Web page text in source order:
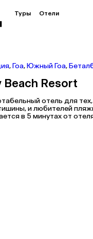
Туры Отели
,Гоа,Южный Гоа,
Beach Resort
отель для
и любителей
в 5 минутах от